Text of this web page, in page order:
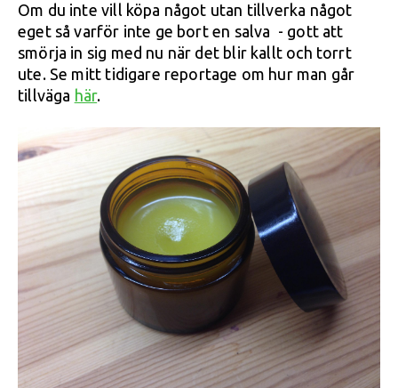
Om du inte vill köpa något utan tillverka något
eget så varför inte ge bort en salva - gott att
smörja in sig med nu när det blir kallt och torrt
ute. Se mitt tidigare reportage om hur man går
tillväga här.